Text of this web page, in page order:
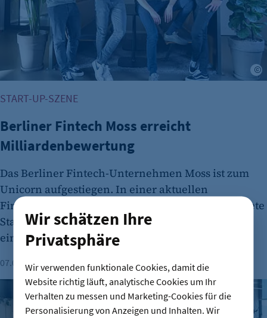
Wir schätzen Ihre
Privatsphäre
Wir verwenden funktionale Cookies, damit die
Website richtig läuft, analytische Cookies um Ihr
Verhalten zu messen und Marketing-Cookies für die
Personalisierung von Anzeigen und Inhalten. Wir
START-UP-SZENE
Berliner Fintech Moss erreicht
Milliardenbewertung
Das Berliner Fintech-Unternehmen Moss ist zum
Unicorn aufgestiegen. In einer aktuellen
Finanzierungsrunde sammelte das 2019 gegründete
Start-up 30 Millionen Euro ein und wird nun mit
einer Milliarde Euro bewertet.
07.08.2026 Lesezeit: 1 Minute
Gründungszahlen steigen, Bürokratie bleibt größte Hürde